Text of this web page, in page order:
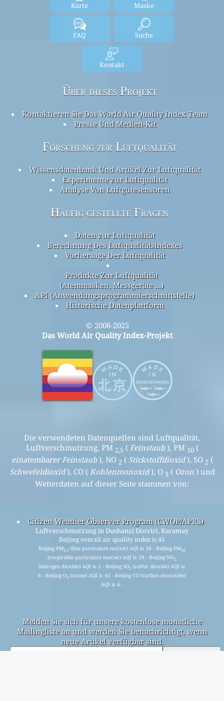
Karte Maske
FAQ Suche
Kontakt
Über dieses Projekt
Kontaktieren Sie Das World Air Quality Index Team
Presse Und Medien-Kit
Forschung zur Luftqualität
Wissensdatenbank Und Artikel Zur Luftqualität
Experimente zur Luftqualität
Analyse Von Luftgütesensoren
Häufig gestellte Fragen
Daten zur Luftqualität
Berechnung Des Luftqualitätsindexes
Vorhersage Der Luftqualität
Produkte Zur Luftqualität
(Atemmasken, Messgeräte ...)
API (Anwendungsprogrammierschnittstelle)
Historische Datenplattform
© 2008-2025
Das World Air Quality Index-Projekt
Die verwendeten Datenquellen sind Luftqualität,
Luftverschmutzung, PM 2,5 ( Feinstaub), PM 10(
einatembarer Feinstaub), NO 2 ( Stickstoffdioxid), SO 2 (
Schwefeldioxid), CO ( Kohlenmonoxid), O 3 ( Ozon) und
Wetterdaten auf dieser Seite stammen von:
Citizen Weather Observer Program (CWOP/APRS)
Luftverschmutzung in Dushanzi District, Karamay
Beijing overall air quality index is 45
Beijing PM2.5 (fine particulate matter) AQI is 38 - Beijing PM10
(respirable particulate matter) AQI is 28 - Beijing NO2
(nitrogen dioxide) AQI is 2 - Beijing SO2 (sulfur dioxide) AQI is
6 - Beijing O3 (ozone) AQI is 45 - Beijing CO (carbon monoxide)
AQI is 4 -
Melden Sie sich für unsere kostenlose monatliche
Mailingliste an und werden Sie benachrichtigt, wenn
neue Artikel verfügbar sind.